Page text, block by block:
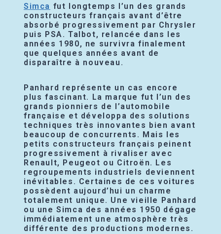
Simca fut longtemps l’un des grands
constructeurs français avant d’être
absorbé progressivement par Chrysler
puis PSA. Talbot, relancée dans les
années 1980, ne survivra finalement
que quelques années avant de
disparaître à nouveau.
Panhard représente un cas encore
plus fascinant. La marque fut l’un des
grands pionniers de l’automobile
française et développa des solutions
techniques très innovantes bien avant
beaucoup de concurrents. Mais les
petits constructeurs français peinent
progressivement à rivaliser avec
Renault, Peugeot ou Citroën. Les
regroupements industriels deviennent
inévitables. Certaines de ces voitures
possèdent aujourd’hui un charme
totalement unique. Une vieille Panhard
ou une Simca des années 1950 dégage
immédiatement une atmosphère très
différente des productions modernes.